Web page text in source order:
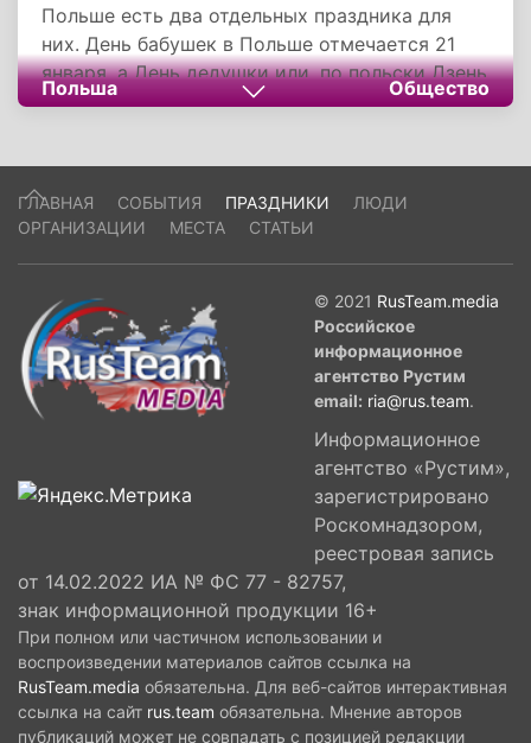
Польше есть два отдельных праздника для
них. День бабушек в Польше отмечается 21
января, а День дедушки или, по польски Дзень
Дзядка, отмечается на следующий день.
Польша Общество
ГЛАВНАЯ СОБЫТИЯ ПРАЗДНИКИ
ЛЮДИ
ОРГАНИЗАЦИИ
МЕСТА СТАТЬИ
© 2021 RusTeam.media
Российское
информационное
агентство Рустим
email: ria@rus.team.
Информационное
агентство «Рустим»,
зарегистрировано
Роскомнадзором,
реестровая запись
от 14.02.2022 ИА № ФС 77 - 82757,
знак информационной продукции 16+
При полном или частичном использовании и
воспроизведении материалов сайтов ссылка на
RusTeam.media обязательна. Для веб-сайтов интерактивная
ссылка на сайт rus.team обязательна. Мнение авторов
публикаций может не совпадать с позицией редакции